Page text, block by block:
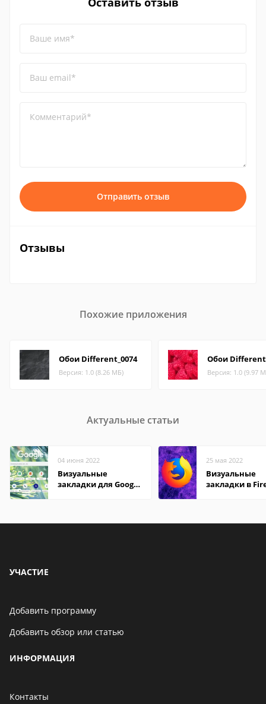
Ваше имя*
Ваш email*
Комментарий*
Отправить отзыв
Отзывы
Похожие приложения
Обои Different_0074
Версия: 1.0 (8.26 МБ)
Обои
Версия: 1.0 (9.97
Актуальные статьи
04 июня 2022
Визуальные
закладки для Google
25 мая 2022
Визуальные
закладки в
УЧАСТИЕ
Добавить программу
Добавить обзор или статью
ИНФОРМАЦИЯ
Контакты